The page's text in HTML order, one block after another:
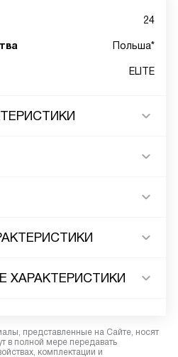
24
Польша*
ELITE
ХАРАКТЕРИСТИКИ
представленные на Сайте, носят
в полной мере передавать
комплектации и